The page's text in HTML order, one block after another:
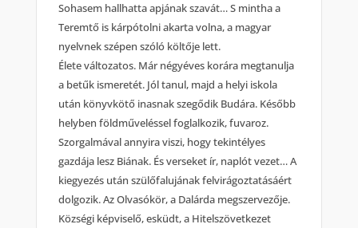
Sohasem hallhatta apjának szavát… S mintha a
Teremtő is kárpótolni akarta volna, a magyar
nyelvnek szépen szóló költője lett.
Élete változatos. Már négyéves korára megtanulja
a betűk ismeretét. Jól tanul, majd a helyi iskola
után könyvkötő inasnak szegődik Budára. Később
helyben földműveléssel foglalkozik, fuvaroz.
Szorgalmával annyira viszi, hogy tekintélyes
gazdája lesz Biának. És verseket ír, naplót vezet… A
kiegyezés után szülőfalujának felvirágoztatásáért
dolgozik. Az Olvasókör, a Dalárda megszervezője.
Községi képviselő, esküdt, a Hitelszövetkezet